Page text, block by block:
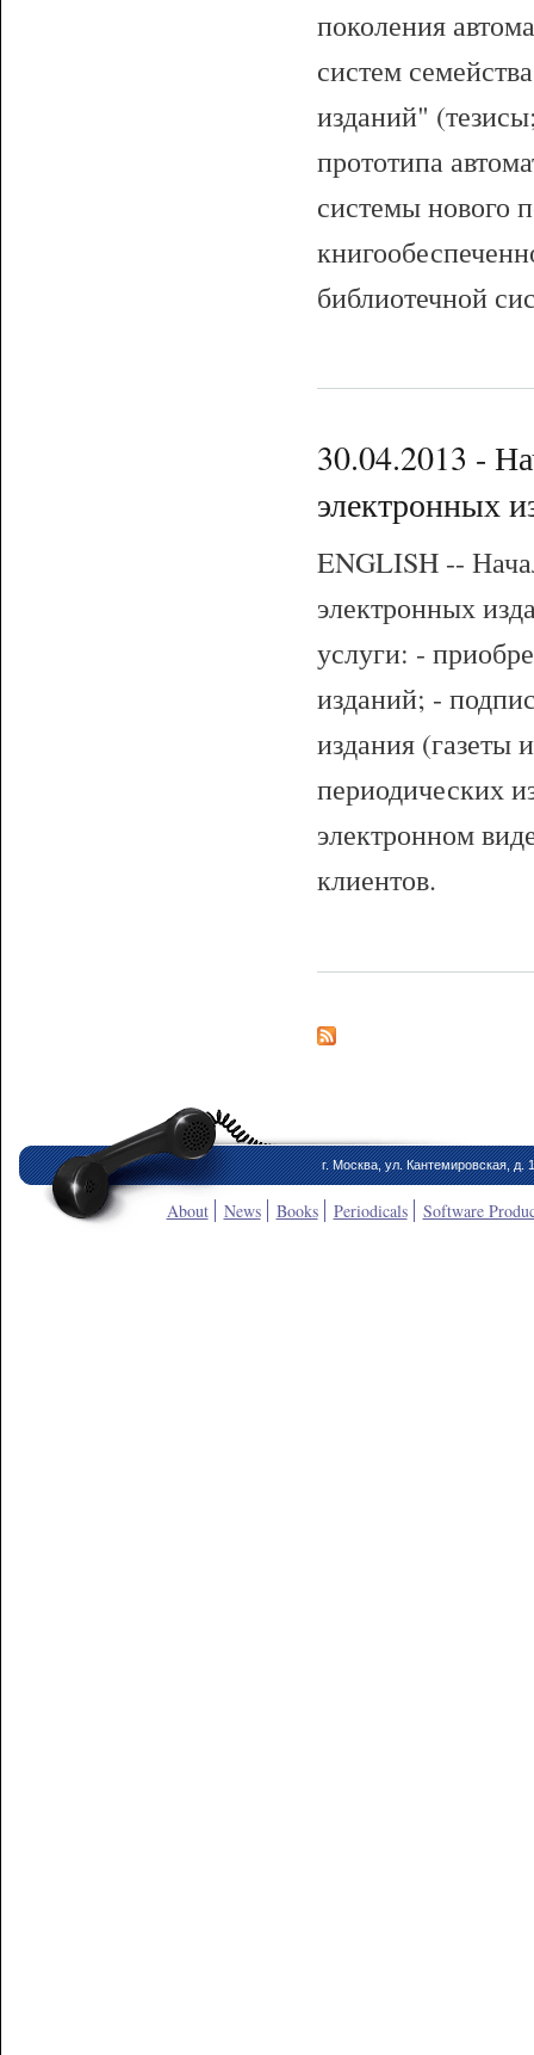
поколения
систем
изданий"
прототипа
системы нового
библиотечной
30.04.2013 -
электронных
ENGLISH --
электронных
услуги: -
изданий; -
издания (газеты
периодических
электронном
клиентов.
г. Москва, ул. Кантемировская, д.
About News Books Periodicals Software